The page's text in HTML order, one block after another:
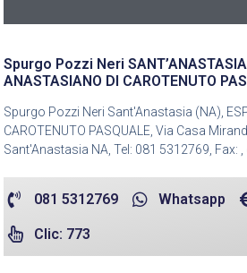
Spurgo Pozzi Neri
ANASTASIANO DI CAROTENUTO
Spurgo Pozzi Neri Sant'Anastasia (NA),
CAROTENUTO PASQUALE, Via Casa
Sant'Anastasia NA, Tel: 081 5312769, Fax: ,
081 5312769 Whatsapp
Clic: 773